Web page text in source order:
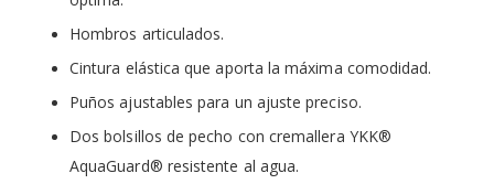
Hombros articulados.
Cintura elástica que aporta la máxima comodidad.
Puños ajustables para un ajuste preciso.
Dos bolsillos de pecho con cremallera YKK®
AquaGuard® resistente al agua.